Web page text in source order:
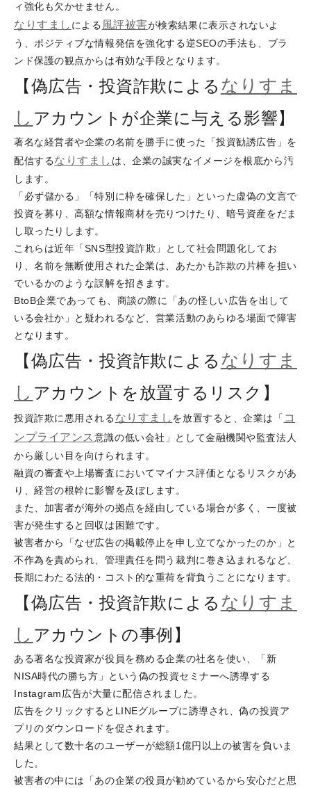
ィ強化も欠かせません。
なりすまし による 風評被害が検索結果に表示されないよ
う、ポジティブな情報発信を強化する逆SEOの手法も、ブラ
ンド保護の観点からは有効な手段となります。
【偽広告・投資詐欺による なりすま
し アカウントが企業に与える影響】
著名な経営者や企業の名前を勝手に使った「投資勧誘広告」を
配信するなりすまし は、企業の誠実なイメージを根底から汚
します。
「必ず儲かる」「特別に枠を確保した」といった虚偽の文言で
投資を募り、高額な情報商材を売りつけたり、暗号資産をだま
し取ったりします。
これらは近年「SNS型投資詐欺」として社会問題化してお
り、名前を無断使用された企業は、あたかも詐欺の片棒を担い
でいるかのような誤解を招きます。
BtoB企業であっても、商談の際に「あの怪しい広告を出して
いる会社か」と疑われるなど、営業活動のあらゆる場面で障害
となります。
【偽広告・投資詐欺による なりすま
し アカウントを放置するリスク】
投資詐欺に悪用される なりすましを放置すると、企業は「 コ
ンプライアンス 意識の低い会社」として金融機関や監査法人
から厳しい目を向けられます。
融資の審査や上場審査においてマイナス評価となるリスクがあ
り、経営の根幹に影響を及ぼします。
また、加害者が海外の拠点を経由している場合が多く、一度被
害が発生すると回収は困難です。
被害者から「なぜ広告の掲載停止を申し立てなかったのか」と
不作為を責められ、管理責任を問う裁判に巻き込まれるなど、
長期にわたる法的・コスト的な重荷を背負うことになります。
【偽広告・投資詐欺による なりすま
し アカウントの事例】
ある著名な投資家が役員を務める企業の社名を使い、「新
NISA時代の勝ち方」という偽の投資セミナーへ誘導する
Instagram広告が大量に配信されました。
広告をクリックするとLINEグループに誘導され、偽の投資ア
プリのダウンロードを促されます。
結果として数十名のユーザーが総額1億円以上の被害を負いま
した。
被害者の中には「あの企業の役員が勧めているから安心だと思